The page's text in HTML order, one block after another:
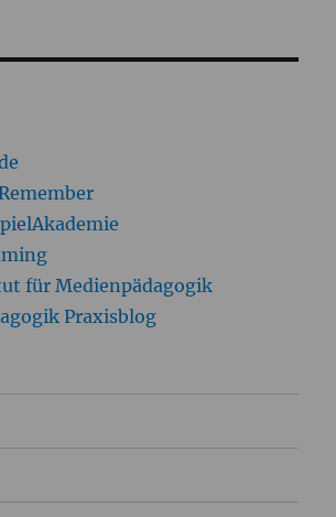
für Medienpädagogik
Praxisblog